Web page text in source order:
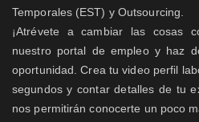
Temporales (EST) y Outsourcing.
¡Atrévete a cambiar las cosas
nuestro portal de empleo y haz
oportunidad. Crea tu video perfil
segundos y contar detalles de tu
nos permitirán conocerte un poco